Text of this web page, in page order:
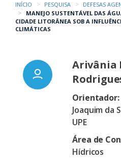
INÍCIO PESQUISA
DEFESAS
MANEJO SUSTENTÁVEL DAS
CIDADE LITORÂNEA SOB A
CLIMÁTICAS
Arivânia
Orientador:
Joaquim da
UPE
Área de
Hídricos